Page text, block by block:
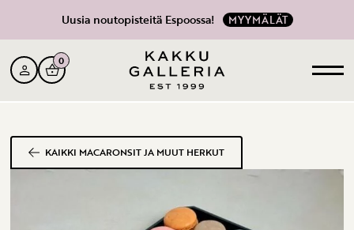
Uusia noutopisteitä Espoossa! MYYMÄLÄT
0
KAIKKI MACARONSIT JA MUUT HERKUT